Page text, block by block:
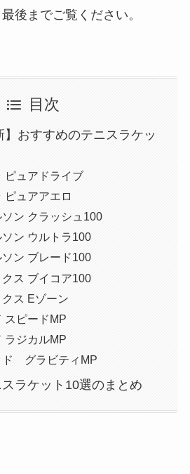
後までご覧ください。
目次
】おすすめのテニスラケッ
ピュアドライブ
ピュアアエロ
ソン クラッシュ100
ソン ウルトラ100
ソン ブレード100
クス ブイコア100
クス Eゾーン
スピードMP
ラジカルMP
ド グラビティMP
ラケット10選のまとめ